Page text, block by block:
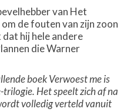
van Het
de fouten van zijn zoon
hij hele andere
die Warner
boek Verwoest me is
Het speelt zich af na
volledig verteld vanuit